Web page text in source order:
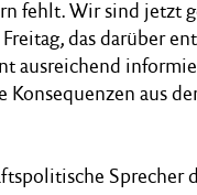
fehlt. Wir sind jetzt
das darüber
ausreichend
Konsequenzen aus
Sprecher